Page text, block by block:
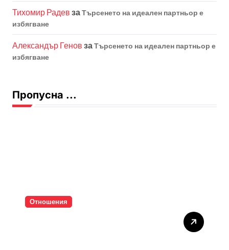
Тихомир Радев заТърсенето на идеален партньор е
избягване
Александър Генов заТърсенето на идеален партньор е
избягване
Пропусна ...
Отношения